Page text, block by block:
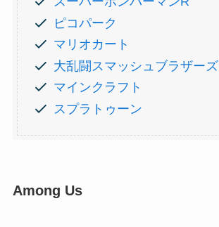
ピコパーク
マリオカート
大乱闘スマッシュブラザーズ
マインクラフト
スプラトゥーン
Among Us